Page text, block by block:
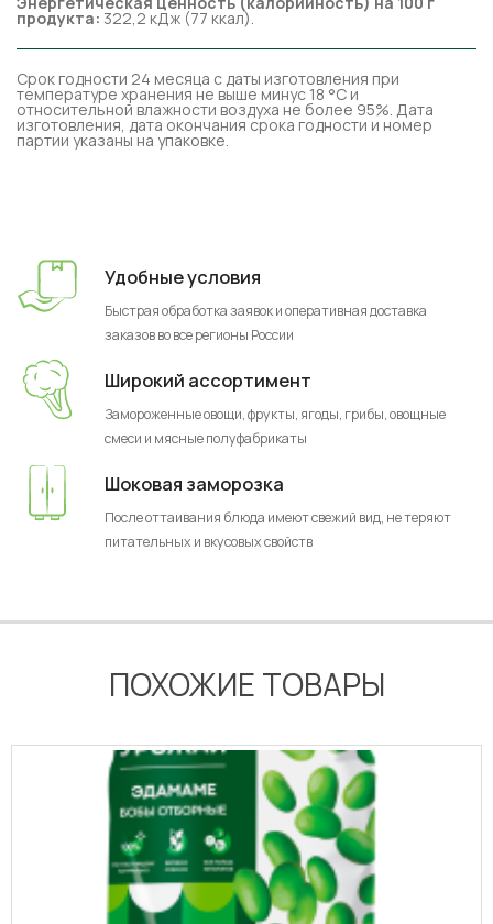
продукта: 322,2 кДж (77 ккал).
Срок годности 24 месяца с даты изготовления при
температуре хранения не выше минус 18 °C и
относительной влажности воздуха не более 95%. Дата
изготовления, дата окончания срока годности и номер
партии указаны на упаковке.
Удобные условия
Быстрая обработка заявок и оперативная доставка
заказов во все регионы России
Широкий ассортимент
Замороженные овощи, фрукты, ягоды, грибы, овощные
смеси и мясные полуфабрикаты
Шоковая заморозка
После оттаивания блюда имеют свежий вид, не теряют
питательных и вкусовых свойств
ПОХОЖИЕ ТОВАРЫ